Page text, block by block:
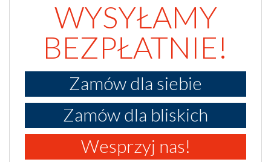
WYSYŁAMY
BEZPŁATNIE!
Zamów dla siebie
Zamów dla bliskich
Wesprzyj nas!